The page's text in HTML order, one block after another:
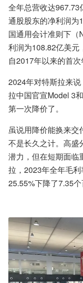
全年总营收达
通股股东的净利润为
国通用会计准则下
利润为108.82亿美元
自2017年以来的首次
2024年对特斯拉来
拉中国官宣Model 3
第一次降价了。
虽说用降价能换来交
不是长久之计。高盛
潜力，但在短期面临
拉，2023年全年毛
25.55%下降了7.35个